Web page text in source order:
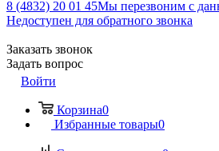
8 (4832) 20 01 45Мы перезвоним с
Недоступен для обратного звонка
Заказать звонок
Задать вопрос
Войти
Корзина0
Избранные товары0